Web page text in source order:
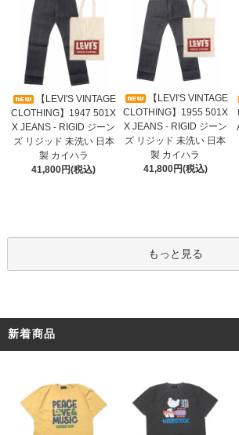
【LEVI'S VINTAGE
CLOTHING】1947 501X
X JEANS - RIGID ジーン
ズ リジッド 未洗い 日本
製 カイハラ
41,800円(税込)
【LEVI'S VINTAGE
CLOTHING】1955 501X
X JEANS - RIGID ジーン
ズ リジッド 未洗い 日本
製 カイハラ
41,800円(税込)
もっと見る
新着商品